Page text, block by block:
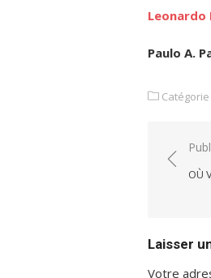
Leonardo
Paulo A.
Catégorie
de
OÙ
Laisser
Votre